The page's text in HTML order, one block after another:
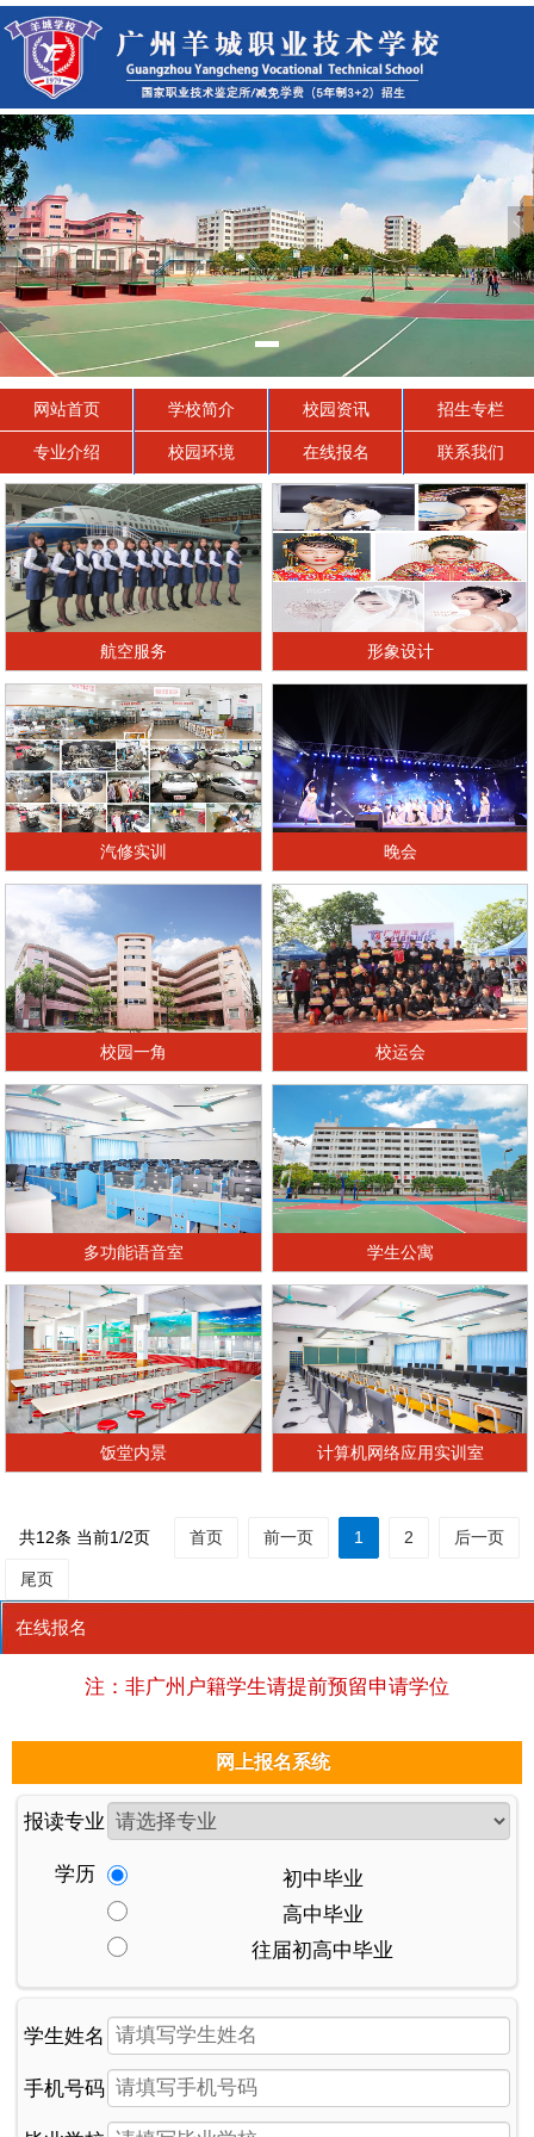
网站首页 学校简介 校园资讯 招生专栏
专业介绍 校园环境 在线报名 联系我们
航空服务 形象设计
汽修实训 晚会
校园一角 校运会
多功能语音室 学生公寓
饭堂内景 计算机网络应用实训室
共12条 当前1/2页 首页 前一页 1 2 后一页
尾页
在线报名
注：非广州户籍学生请提前预留申请学位
网上报名系统
报读专业
学历
初中毕业
高中毕业
往届初高中毕业
学生姓名
手机号码